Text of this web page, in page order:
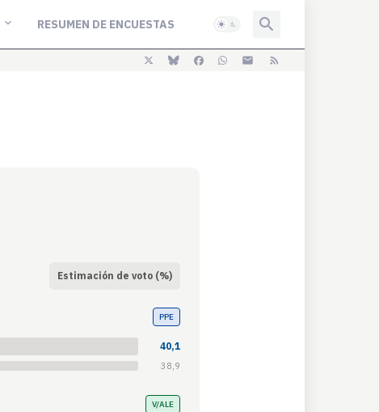
RESUMEN DE ENCUESTAS
Estimación de voto (%)
PPE
40,1
38,9
V/ALE